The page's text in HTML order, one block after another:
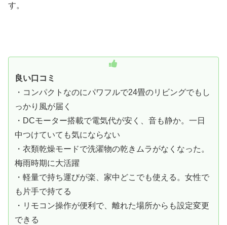
す。
良い口コミ
・コンパクトなのにパワフルで24畳のリビングでもし
っかり風が届く
・DCモーター搭載で電気代が安く、音も静か。一日
中つけていても気にならない
・衣類乾燥モードで洗濯物の乾きムラがなくなった。
梅雨時期に大活躍
・軽量で持ち運びが楽、家中どこでも使える。女性で
も片手で持てる
・リモコン操作が便利で、離れた場所からも設定変更
できる